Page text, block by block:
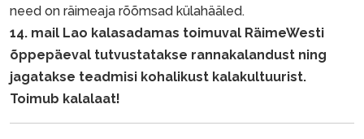
need on räimeaja rõõmsad külahääled.
14. mail Lao kalasadamas toimuval RäimeWesti
õppepäeval tutvustatakse rannakalandust ning
jagatakse teadmisi kohalikust kalakultuurist.
Toimub kalalaat!